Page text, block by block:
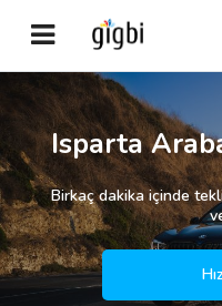
Anasayfa
Giriş Yap
Kayıt Ol
Kategoriler
Isparta
Birkaç dakika içinde